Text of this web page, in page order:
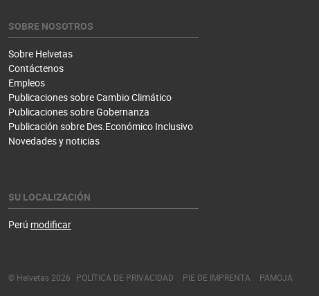
SOBRE NOSOTROS
Sobre Helvetas
Contáctenos
Empleos
Publicaciones sobre Cambio Climático
Publicaciones sobre Gobernanza
Publicación sobre Des.Económico Inclusivo
Novedades y noticias
SU LOCALIZACIÓN
Perú modificar
© Helvetas 2026 POLÍTICA DE PRIVACIDAD PIE DE IMPRENTA PAMOJA